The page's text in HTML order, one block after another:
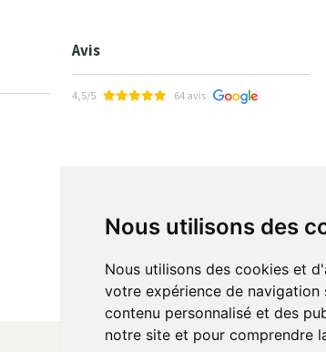
Nous utilisons des
Nous utilisons des cookies et
votre expérience de
contenu personnalisé et des
notre site et pour comprendre
Avis
4,5/5 64 avis